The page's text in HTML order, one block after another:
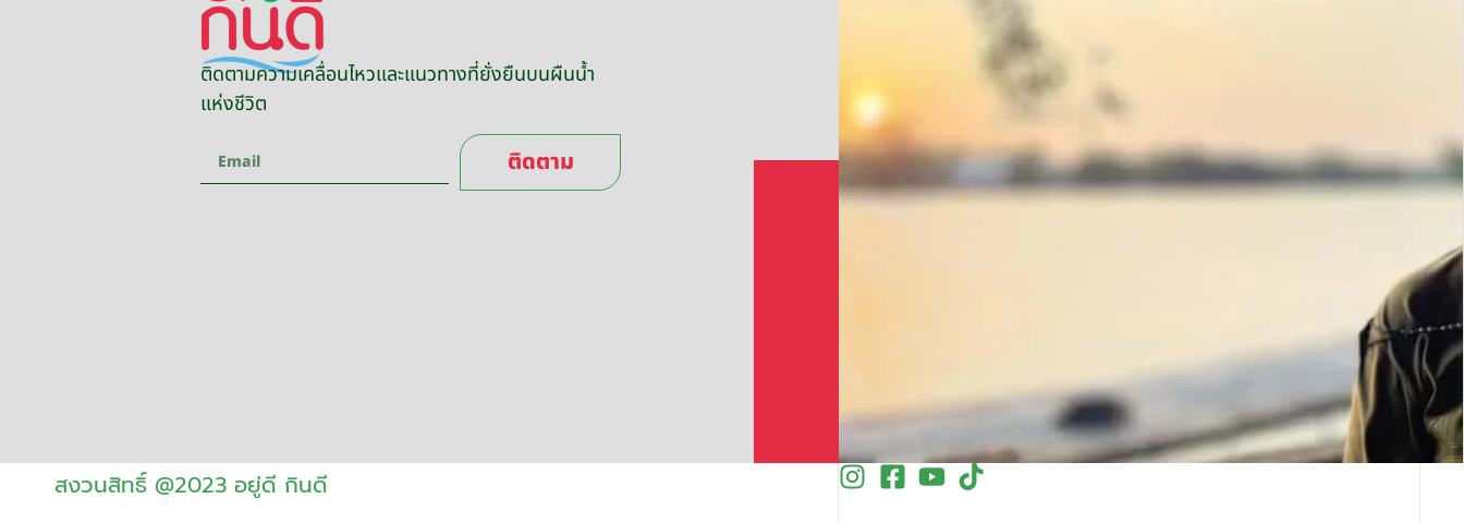
ติดตามความเคลื่อนไหวและแนวทางที่ยั่งยืนบนผืนน้ำ
แห่งชีวิต
ติดตาม
สงวนสิทธิ์ @2023 อยู่ดี กินดี